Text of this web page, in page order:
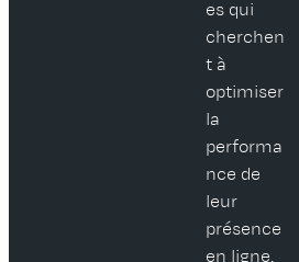
es qui
cherchen
t à
optimiser
la
performa
nce de
leur
présence
en ligne.